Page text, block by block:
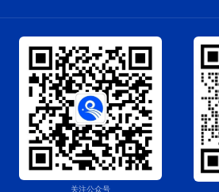
关注公众号